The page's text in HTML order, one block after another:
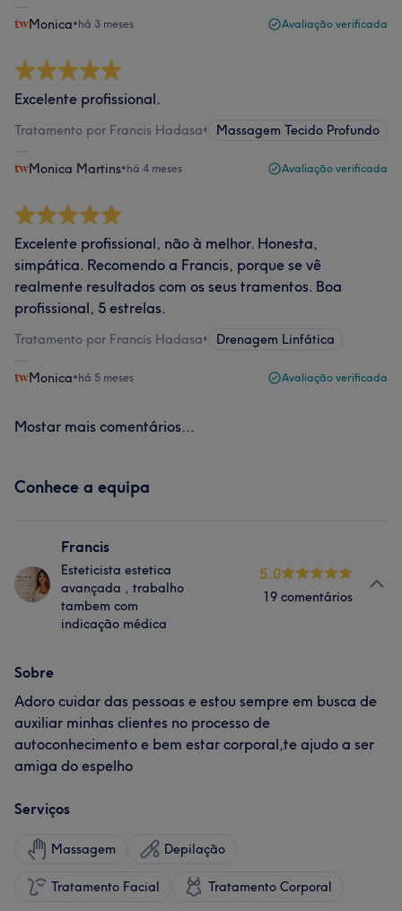
Monica•há 3 meses Avaliação verificada
Excelente profissional.
Tratamento por Francis Hadasa• Massagem Tecido Profundo
Monica Martins•há 4 meses Avaliação verificada
Excelente profissional, não à melhor. Honesta,
simpática. Recomendo a Francis, porque se vê
realmente resultados com os seus tramentos. Boa
profissional, 5 estrelas.
Tratamento por Francis Hadasa• Drenagem Linfática
Monica•há 5 meses Avaliação verificada
Mostar mais comentários...
Conhece a equipa
Francis
Esteticista estetica
avançada , trabalho
tambem com
indicação médica
5.0
19 comentários
Sobre
Adoro cuidar das pessoas e estou sempre em busca de
auxiliar minhas clientes no processo de
autoconhecimento e bem estar corporal,te ajudo a ser
amiga do espelho
Serviços
Massagem Depilação
Tratamento Facial Tratamento Corporal